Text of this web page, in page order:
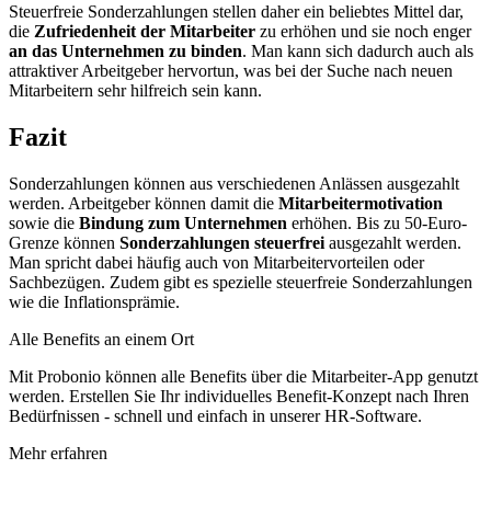
Steuerfreie Sonderzahlungen stellen daher ein beliebtes Mittel dar,
die Zufriedenheit der Mitarbeiter zu erhöhen und sie noch enger
an das Unternehmen zu binden. Man kann sich dadurch auch als
attraktiver Arbeitgeber hervortun, was bei der Suche nach neuen
Mitarbeitern sehr hilfreich sein kann.
Fazit
Sonderzahlungen können aus verschiedenen Anlässen ausgezahlt
werden. Arbeitgeber können damit die Mitarbeitermotivation
sowie die Bindung zum Unternehmen erhöhen. Bis zu 50-Euro-
Grenze können Sonderzahlungen steuerfrei ausgezahlt werden.
Man spricht dabei häufig auch von Mitarbeitervorteilen oder
Sachbezügen. Zudem gibt es spezielle steuerfreie Sonderzahlungen
wie die Inflationsprämie.
Alle Benefits an einem Ort
Mit Probonio können alle Benefits über die Mitarbeiter-App genutzt
werden. Erstellen Sie Ihr individuelles Benefit-Konzept nach Ihren
Bedürfnissen - schnell und einfach in unserer HR-Software.
Mehr erfahren